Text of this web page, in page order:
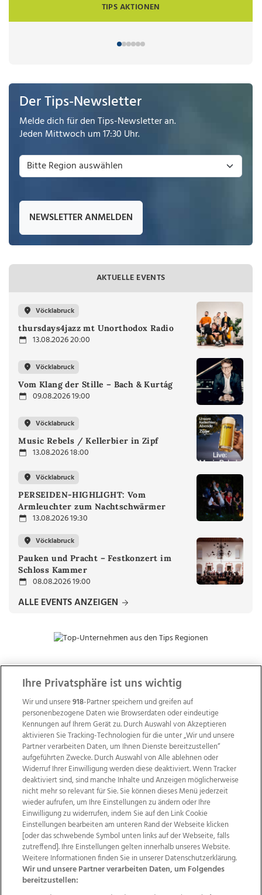
TIPS AKTIONEN
Der Tips-Newsletter
Melde dich für den Tips-Newsletter an.
Jeden Mittwoch um 17:30 Uhr.
NEWSLETTER ANMELDEN
AKTUELLE EVENTS
Vöcklabruck
thursdays4jazz mt Unorthodox Radio
13.08.2026 20:00
Vöcklabruck
Vom Klang der Stille – Bach & Kurtág
09.08.2026 19:00
Vöcklabruck
Music Rebels / Kellerbier in Zipf
13.08.2026 18:00
Vöcklabruck
PERSEIDEN-HIGHLIGHT: Vom
Armleuchter zum Nachtschwärmer
13.08.2026 19:30
Vöcklabruck
Pauken und Pracht – Festkonzert im
Schloss Kammer
08.08.2026 19:00
ALLE EVENTS ANZEIGEN
ZUR NACHRICHTENÜBERSICHT
Wir über uns Mediadaten Kontakt
Jobs
Datenschutz
Impressum
AGB Anzeigekunden
AGB Website
Ehrenkodex Politische Werbung
Ihre Privatsphäre ist uns wichtig
Wir und unsere918-Partner speichern und greifen auf
personenbezogene Daten wie Browserdaten oder eindeutige
Kennungen auf Ihrem Gerät zu. Durch Auswahl von Akzeptieren
aktivieren Sie Tracking-Technologien für die unter „Wir und unsere
Partner verarbeiten Daten, um Ihnen Dienste bereitzustellen“
aufgeführten Zwecke. Durch Auswahl von Alle ablehnen oder
Widerruf Ihrer Einwilligung werden diese deaktiviert. Wenn Tracker
deaktiviert sind, sind manche Inhalte und Anzeigen möglicherweise
nicht mehr so relevant für Sie. Sie können dieses Menü jederzeit
wieder aufrufen, um Ihre Einstellungen zu ändern oder Ihre
Einwilligung zu widerrufen, indem Sie auf den Link Cookie
Einstellungen bearbeiten am unteren Rand der Webseite klicken
[oder das schwebende Symbol unten links auf der Webseite, falls
zutreffend]. Ihre Einstellungen gelten innerhalb unseres Website.
Weitere Informationen finden Sie in unserer Datenschutzerklärung.
Wir und unsere Partner verarbeiten Daten, um Folgendes
bereitzustellen: